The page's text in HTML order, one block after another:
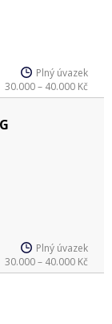
Plný úvazek
30.000 – 40.000 Kč
Plný úvazek
30.000 – 40.000 Kč